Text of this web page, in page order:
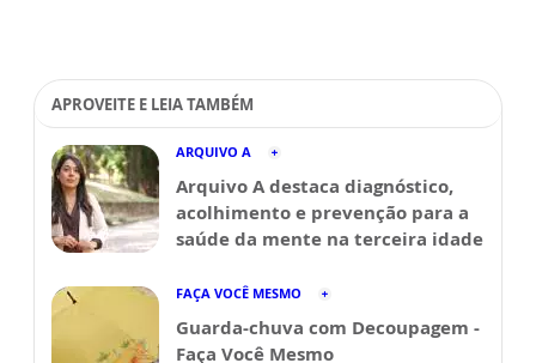
APROVEITE E LEIA TAMBÉM
ARQUIVO A
Arquivo A destaca diagnóstico,
acolhimento e prevenção para a
saúde da mente na terceira idade
FAÇA VOCÊ MESMO
Guarda-chuva com Decoupagem -
Faça Você Mesmo